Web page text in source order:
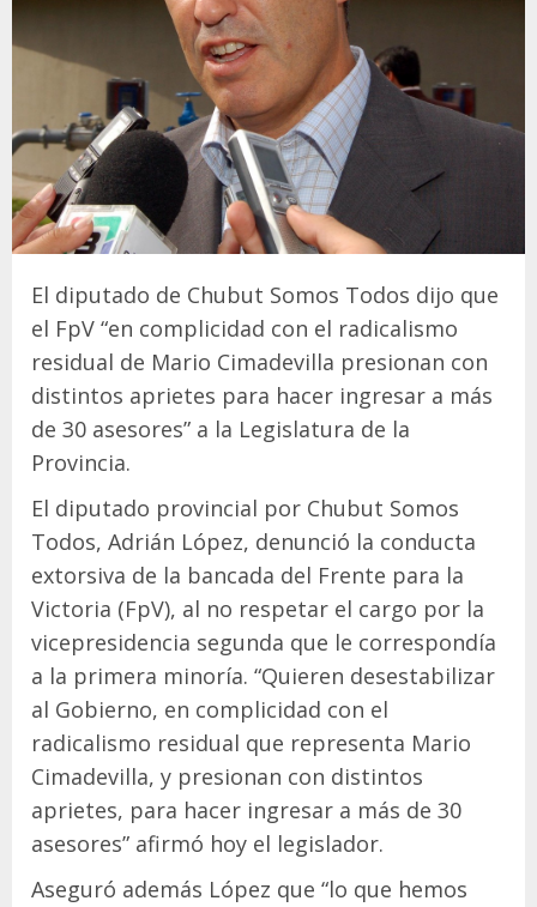
El diputado de Chubut Somos Todos dijo que
el FpV “en complicidad con el radicalismo
residual de Mario Cimadevilla presionan con
distintos aprietes para hacer ingresar a más
de 30 asesores” a la Legislatura de la
Provincia.
El diputado provincial por Chubut Somos
Todos, Adrián López, denunció la conducta
extorsiva de la bancada del Frente para la
Victoria (FpV), al no respetar el cargo por la
vicepresidencia segunda que le correspondía
a la primera minoría. “Quieren desestabilizar
al Gobierno, en complicidad con el
radicalismo residual que representa Mario
Cimadevilla, y presionan con distintos
aprietes, para hacer ingresar a más de 30
asesores” afirmó hoy el legislador.
Aseguró además López que “lo que hemos